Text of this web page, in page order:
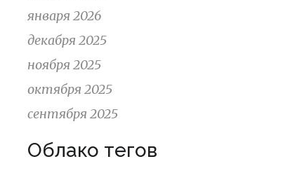
января 2026
декабря 2025
ноября 2025
октября 2025
сентября 2025
Облако тегов